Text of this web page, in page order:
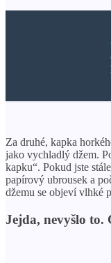
Za druhé, kapka
jako vychladlý džem.
kapku“. Pokud jste
papírový ubrousek a
džemu se objeví vlhké
Jejda, nevyšlo to.